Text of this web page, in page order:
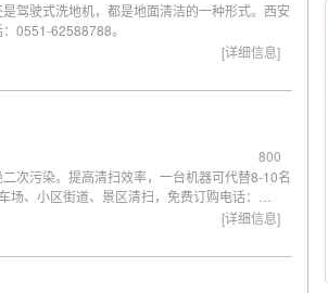
驾驶式洗地机，都是地面清洁的一种形式。西安
0551-62588788。
[详细信息]
800
次污染。提高清扫效率，一台机器可代替8-10名
、小区街道、景区清扫，免费订购电话：
[详细信息]